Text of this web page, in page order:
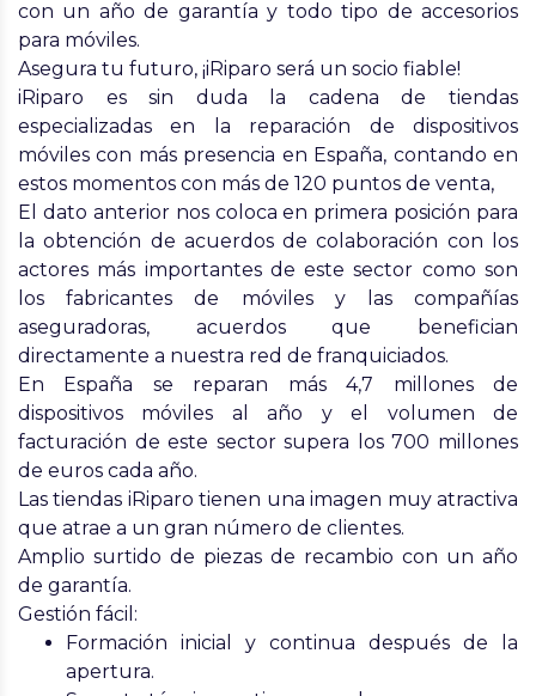
con un año de garantía y todo tipo de accesorios
para móviles.
Asegura tu futuro, ¡iRiparo será un socio fiable!
iRiparo es sin duda la cadena de tiendas
especializadas en la reparación de dispositivos
móviles con más presencia en España, contando en
estos momentos con más de 120 puntos de venta,
El dato anterior nos coloca en primera posición para
la obtención de acuerdos de colaboración con los
actores más importantes de este sector como son
losfabricantes de móviles y las compañías
aseguradoras, acuerdos que benefician
directamente a nuestra red de franquiciados.
En España se reparan más 4,7 millones de
dispositivos móviles al año y el volumen de
facturación de este sector supera los700 millones
de euros cada año.
Lastiendas iRiparo tienen una imagen muy atractiva
que atrae a un gran número de clientes.
Amplio surtido de piezas de recambio con un año
de garantía.
Gestión fácil:
Formación inicial y continua después de la
apertura.